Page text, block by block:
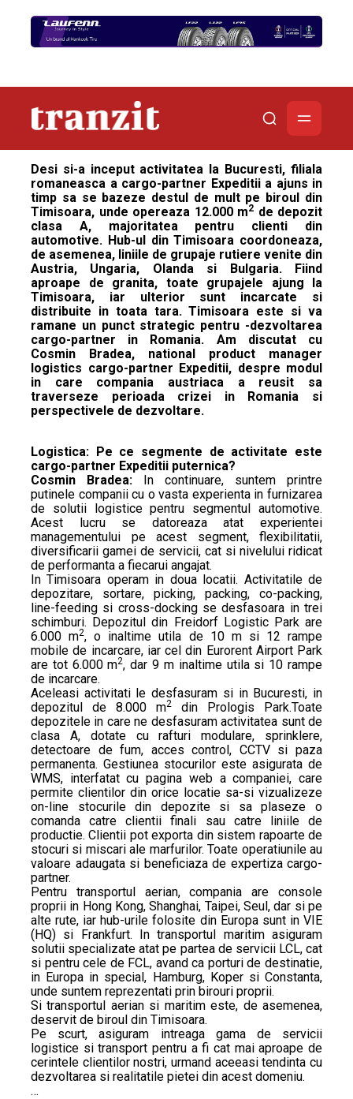
Desi si-a inceput activitatea la Bucuresti, filiala
romaneasca a cargo-partner Expeditii a ajuns in
timp sa se bazeze destul de mult pe biroul din
Timisoara, unde opereaza 12.000 m2 de depozit
clasa A, majoritatea pentru clienti din
automotive. Hub-ul din Timisoara coordoneaza,
de asemenea, liniile de grupaje rutiere venite din
Austria, Ungaria, Olanda si Bulgaria. Fiind
aproape de granita, toate grupajele ajung la
Timisoara, iar ulterior sunt incarcate si
distribuite in toata tara. Timisoara este si va
ramane un punct strategic pentru -dezvoltarea
cargo-partner in Romania. Am discutat cu
Cosmin Bradea, national product manager
logistics cargo-partner Expeditii, despre modul
in care compania austriaca a reusit sa
traverseze perioada crizei in Romania si
perspectivele de dezvoltare.
Logistica: Pe ce segmente de activitate este
cargo-partner Expeditii puternica?
Cosmin Bradea: In continuare, suntem printre
putinele companii cu o vasta experienta in furnizarea
de solutii logistice pentru segmentul automotive.
Acest lucru se datoreaza atat experientei
managementului pe acest segment, flexibilitatii,
diversificarii gamei de servicii, cat si nivelului ridicat
de performanta a fiecarui angajat.
In Timisoara operam in doua locatii. Activitatile de
depozitare, sortare, picking, packing, co-packing,
line-feeding si cross-docking se desfasoara in trei
schimburi. Depozitul din Freidorf Logistic Park are
6.000 m2, o inaltime utila de 10 m si 12 rampe
mobile de incarcare, iar cel din Eurorent Airport Park
are tot 6.000 m2, dar 9 m inaltime utila si 10 rampe
de incarcare.
Aceleasi activitati le desfasuram si in Bucuresti, in
depozitul de 8.000 m2
din Prologis Park.Toate
depozitele in care ne desfasuram activitatea sunt de
clasa A, dotate cu rafturi modulare, sprinklere,
detectoare de fum, acces control, CCTV si paza
permanenta. Gestiunea stocurilor este asigurata de
WMS, interfatat cu pagina web a companiei, care
permite clientilor din orice locatie sa-si vizualizeze
on-line stocurile din depozite si sa plaseze o
comanda catre clientii finali sau catre liniile de
productie. Clientii pot exporta din sistem rapoarte de
stocuri si miscari ale marfurilor. Toate operatiunile au
valoare adaugata si beneficiaza de expertiza cargo-
partner.
Pentru transportul aerian, compania are console
proprii in Hong Kong, Shanghai, Taipei, Seul, dar si pe
alte rute, iar hub-urile folosite din Europa sunt in VIE
(HQ) si Frankfurt. In transportul maritim asiguram
solutii specializate atat pe partea de servicii LCL, cat
si pentru cele de FCL, avand ca porturi de destinatie,
in Europa in special, Hamburg, Koper si Constanta,
unde suntem reprezentati prin birouri proprii.
Si transportul aerian si maritim este, de asemenea,
deservit de biroul din Timisoara.
Pe scurt, asiguram intreaga gama de servicii
logistice si transport pentru a fi cat mai aproape de
cerintele clientilor nostri, urmand aceeasi tendinta cu
dezvoltarea si realitatile pietei din acest domeniu.
…